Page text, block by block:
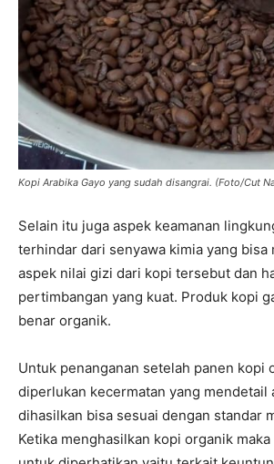
Kopi Arabika Gayo yang sudah disangrai. (Foto/Cut
Selain itu juga aspek keamanan
terhindar dari senyawa kimia yang bisa
aspek nilai gizi dari kopi tersebut dan
pertimbangan yang kuat. Produk kopi
benar organik.
Untuk penanganan setelah panen kopi
diperlukan kecermatan yang mendetail
dihasilkan bisa sesuai dengan standar
Ketika menghasilkan kopi organik